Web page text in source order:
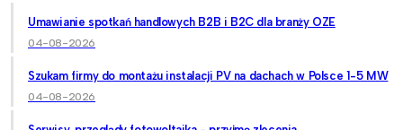
Umawianie spotkań handlowych B2B i B2C dla branży OZE
04-08-2026
Szukam firmy do montażu instalacji PV na dachach w Polsce 1-5 MW
04-08-2026